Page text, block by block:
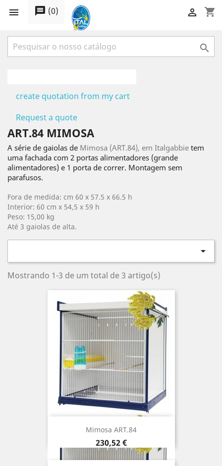
 message (0) shopping_cart


create quotation from my cart
Request a quote
ART.84 MIMOSA
A série de gaiolas de Mimosa (ART.84), em Italgabbie tem
uma fachada com 2 portas alimentadores (grande
alimentadores) e 1 porta de correr. Montagem sem
parafusos.
Fora de medida: cm 60 x 57.5 x 66.5 h
Interior: 60 cm x 54,5 x 59 h
Peso: 15,00 kg
Até 3 gaiolas de alta.

Mostrando 1-3 de um total de 3 artigo(s)
Mimosa ART.84
Preço
230,52 €